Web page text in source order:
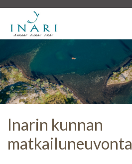
Inarin kunnan
matkailuneuvonta